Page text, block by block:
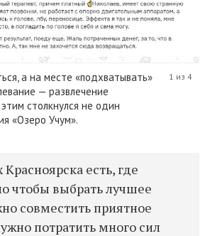
а на месте «подхватывать»
— развлечение
столкнулся не один
«Озеро Учум».
1 из 4
есть, где
чтобы выбрать лучшее
совместить приятное
потратить много сил